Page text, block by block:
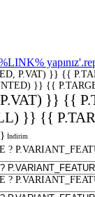
P.VAT) }} {{
}} {{
}} {{
}} {{
İndirim
?
?